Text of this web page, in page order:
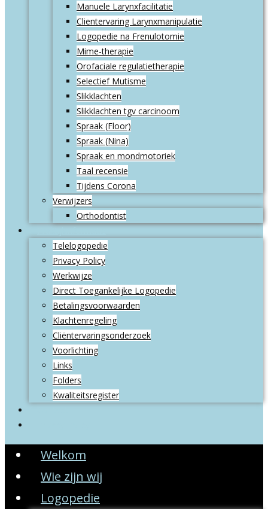
Manuele Larynxfacilitatie
Clientervaring Larynxmanipulatie
Logopedie na Frenulotomie
Mime-therapie
Orofaciale regulatietherapie
Selectief Mutisme
Slikklachten
Slikklachten tgv carcinoom
Spraak (Floor)
Spraak (Nina)
Spraak en mondmotoriek
Taal recensie
Tijdens Corona
Verwijzers
Orthodontist
Telelogopedie
Privacy Policy
Werkwijze
Direct Toegankelijke Logopedie
Betalingsvoorwaarden
Klachtenregeling
Cliëntervaringsonderzoek
Voorlichting
Links
Folders
Kwaliteitsregister
Welkom
Wie zijn wij
Logopedie